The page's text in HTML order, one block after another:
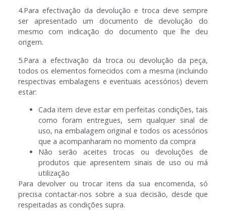
4.Para efectivação da devolução e troca deve sempre
ser apresentado um documento de devolução do
mesmo com indicação do documento que lhe deu
origem.
5.Para a efectivação da troca ou devolução da peça,
todos os elementos fornecidos com a mesma (incluindo
respectivas embalagens e eventuais acessórios) devem
estar:
Cada item deve estar em perfeitas condições, tais
como foram entregues, sem qualquer sinal de
uso, na embalagem original e todos os acessórios
que a acompanharam no momento da compra
Não serão aceites trocas ou devoluções de
produtos que apresentem sinais de uso ou má
utilização
Para devolver ou trocar itens da sua encomenda, só
precisa contactar-nos sobre a sua decisão, desde que
respeitadas as condições supra.